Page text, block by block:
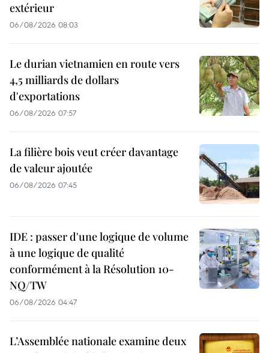
extérieur
06/08/2026 08:03
Le durian vietnamien en route vers
4,5 milliards de dollars
d'exportations
06/08/2026 07:57
La filière bois veut créer davantage
de valeur ajoutée
06/08/2026 07:45
IDE : passer d'une logique de volume
à une logique de qualité
conformément à la Résolution 10-
NQ/TW
06/08/2026 04:47
L’Assemblée nationale examine deux